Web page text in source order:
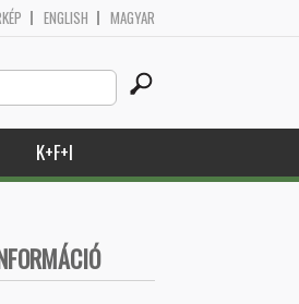
ENGLISH MAGYAR
Search
this
site
K+F+I